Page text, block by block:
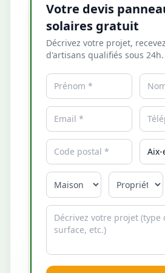
Votre devis
solaires gratuit
Décrivez votre projet,
d'artisans qualifiés sous 24h.